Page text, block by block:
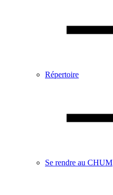
Répertoire
Se rendre au CHUM